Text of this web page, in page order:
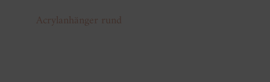
Acrylanhänger rund